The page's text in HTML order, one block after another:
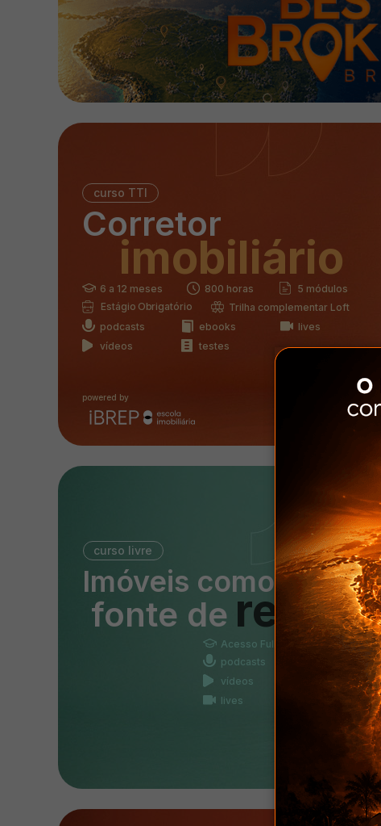
imobiliário
Corretor
podcasts
vídeos
lives
testes
ebooks
powered by
curso TTI
6 a 12 meses 800 horas
5 módulos
Estágio Obrigatório
Trilha complementar Loft
fonte de renda
podcasts
vídeos
lives
ebooks
testes
Imóveis como
Acesso Full 10 horas
curso livre